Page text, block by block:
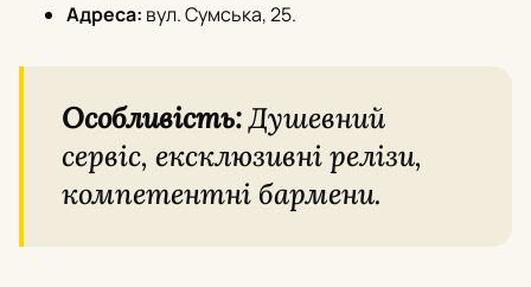
Адреса: вул. Сумська, 25.
Особливість:Душевний
сервіс, ексклюзивні релізи,
компетентні бармени.